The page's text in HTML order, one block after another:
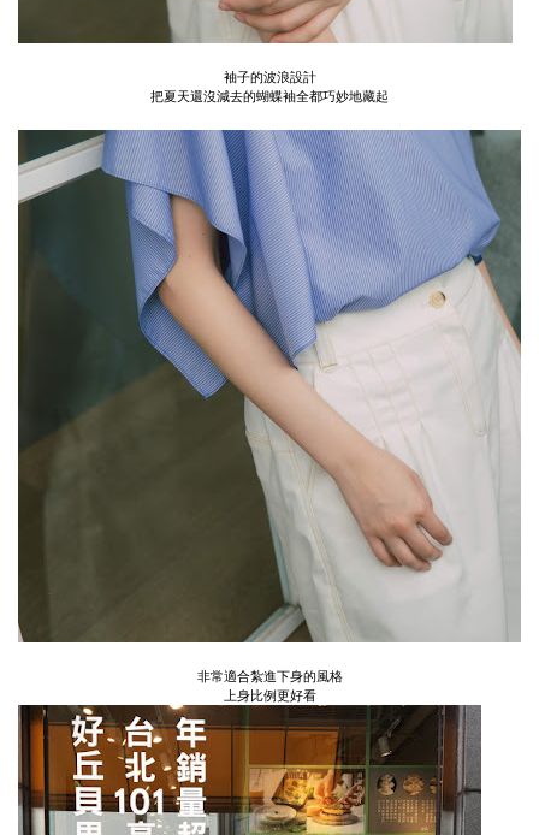
袖子的波浪設計
把夏天還沒減去的蝴蝶袖全都巧妙地藏起
非常適合紮進下身的風格
上身比例更好看